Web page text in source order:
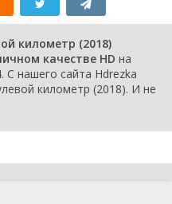
километр (2018)
качестве HD на
нашего сайта Hdrezka
километр (2018). И не